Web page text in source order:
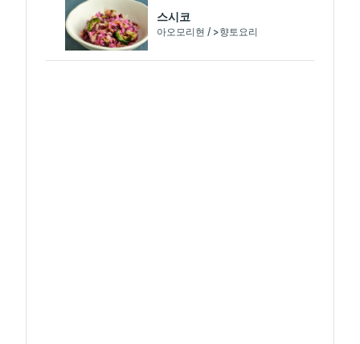
스시코
아오모리현 / >향토요리